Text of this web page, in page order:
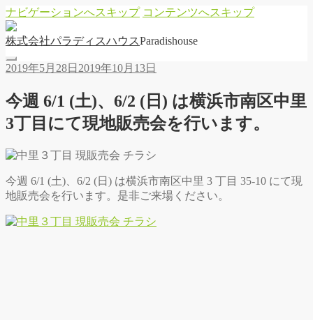
ナビゲーションへスキップ コンテンツへスキップ
株式会社パラディ スハウ スParadishouse
2019年5月28日 2019年10月13日
今週 6/1 (土)、6/2 (日) は横浜市南区中里
3丁目にて現地販売会を行います。
今週 6/1 (土)、6/2 (日) は横浜市南区中里 3 丁目 35-10 にて現
地販売会を行います。是非ご来場ください。